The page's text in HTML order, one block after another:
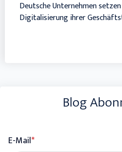
Deutsche Unternehmen
Digitalisierung ihrer
Blog
E-Mail*